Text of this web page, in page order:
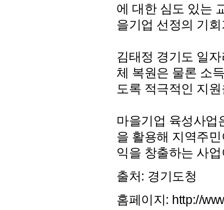
에 대한 심도 있는
을기업 선정의 기
김태정 경기도 일
체 복원은 물론 소
도록 적극적인 지
마을기업 육성사업
을 활용해 지역주
익을 창출하는 사
출처: 경기도청
홈페이지: http://